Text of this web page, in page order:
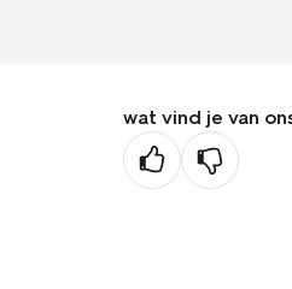
wat vind je van